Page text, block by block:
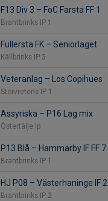
F13 Div 3 – FoC Farsta FF 1
Brantbrinks IP 1
Fullersta FK – Seniorlaget
Källbrinks IP 3
Veteranlag – Los Copihues
Storvretens IP 1
Assyriska – P16 Lag mix
Östertälje Ip
P13 Blå – Hammarby IF FF 7
Brantbrinks IP 1
HJ P08 – Västerhaninge IF 2
Brantbrinks IP 2